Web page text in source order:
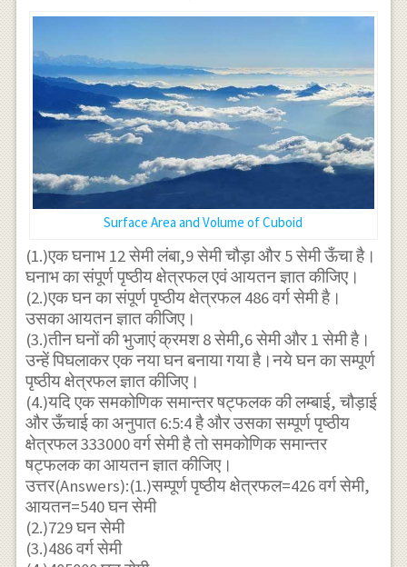
Surface Area and Volume of Cuboid
(1.)एक घनाभ 12 सेमी लंबा,9 सेमी चौड़ा और 5 सेमी ऊँचा है।
घनाभ का संपूर्ण पृष्ठीय क्षेत्रफल एवं आयतन ज्ञात कीजिए।
(2.)एक घन का संपूर्ण पृष्ठीय क्षेत्रफल 486 वर्ग सेमी है।
उसका आयतन ज्ञात कीजिए।
(3.)तीन घनों की भुजाएं क्रमश 8 सेमी,6 सेमी और 1 सेमी है।
उन्हें पिघलाकर एक नया घन बनाया गया है।नये घन का सम्पूर्ण
पृष्ठीय क्षेत्रफल ज्ञात कीजिए।
(4.)यदि एक समकोणिक समान्तर षट्फलक की लम्बाई, चौड़ाई
और ऊँचाई का अनुपात 6:5:4 है और उसका सम्पूर्ण पृष्ठीय
क्षेत्रफल 333000 वर्ग सेमी है तो समकोणिक समान्तर
षट्फलक का आयतन ज्ञात कीजिए।
उत्तर(Answers):(1.)सम्पूर्ण पृष्ठीय क्षेत्रफल=426 वर्ग सेमी,
आयतन=540 घन सेमी
(2.)729 घन सेमी
(3.)486 वर्ग सेमी